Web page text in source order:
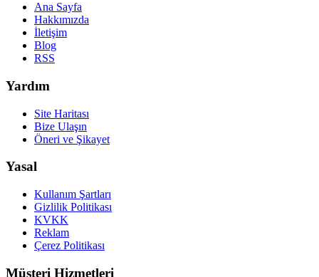
Ana Sayfa
Hakkımızda
İletişim
Blog
RSS
Yardım
Site Haritası
Bize Ulaşın
Öneri ve Şikayet
Yasal
Kullanım Şartları
Gizlilik Politikası
KVKK
Reklam
Çerez Politikası
Müşteri Hizmetleri